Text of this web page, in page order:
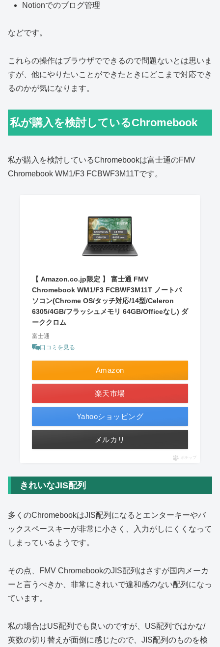
Notionでのブログ管理
などです。
これらの操作はブラウザでできるので問題ないとは思いま
すが、他にやりたいことができたときにどこまで対応でき
るのかが気になります。
私が購入を検討しているChromebook
私が購入を検討しているChromebookは富士通のFMV
Chromebook WM1/F3 FCBWF3M11Tです。
【 Amazon.co.jp限定 】 富士通 FMV
Chromebook WM1/F3 FCBWF3M11T ノートパ
ソコン(Chrome OS/タッチ対応/14型/Celeron
6305/4GB/フラッシュメモリ 64GB/Officeなし) ダ
ーククロム
富士通
口コミを見る
Amazon
楽天市場
Yahooショッピング
メルカリ
ポチップ
きれいなJIS配列
多くのChromebookはJIS配列になるとエンターキーやバ
ックスペースキーが非常に小さく、入力がしにくくなって
しまっているようです。
その点、FMV ChromebookのJIS配列はさすが国内メーカ
ーと言うべきか、非常にきれいで違和感のない配列になっ
ています。
私の場合はUS配列でも良いのですが、US配列ではかな/
英数の切り替えが面倒に感じたので、JIS配列のものを検